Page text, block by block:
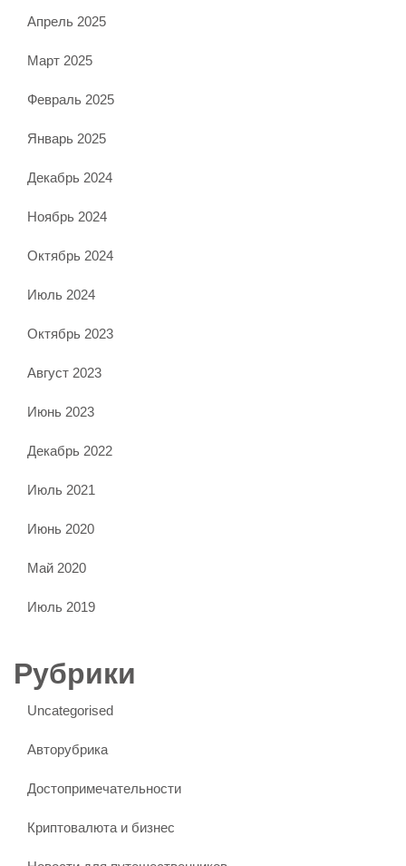
Апрель 2025
Март 2025
Февраль 2025
Январь 2025
Декабрь 2024
Ноябрь 2024
Октябрь 2024
Июль 2024
Октябрь 2023
Август 2023
Июнь 2023
Декабрь 2022
Июль 2021
Июнь 2020
Май 2020
Июль 2019
Рубрики
Uncategorised
Авторубрика
Достопримечательности
Криптовалюта и бизнес